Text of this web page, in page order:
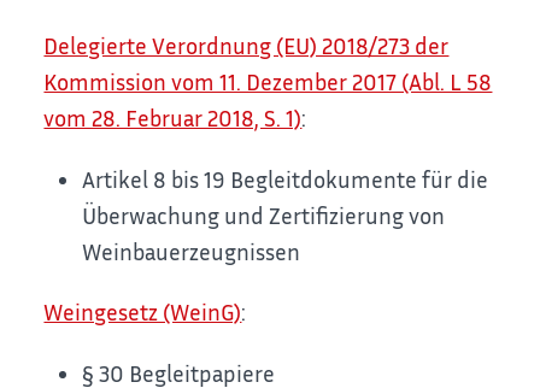
Delegierte Verordnung (EU) 2018/273 der
Kommission vom 11. Dezember 2017 (Abl. L 58
vom 28. Februar 2018, S. 1):
Artikel 8 bis 19 Begleitdokumente für die
Überwachung und Zertifizierung von
Weinbauerzeugnissen
Weingesetz (WeinG):
§ 30 Begleitpapiere